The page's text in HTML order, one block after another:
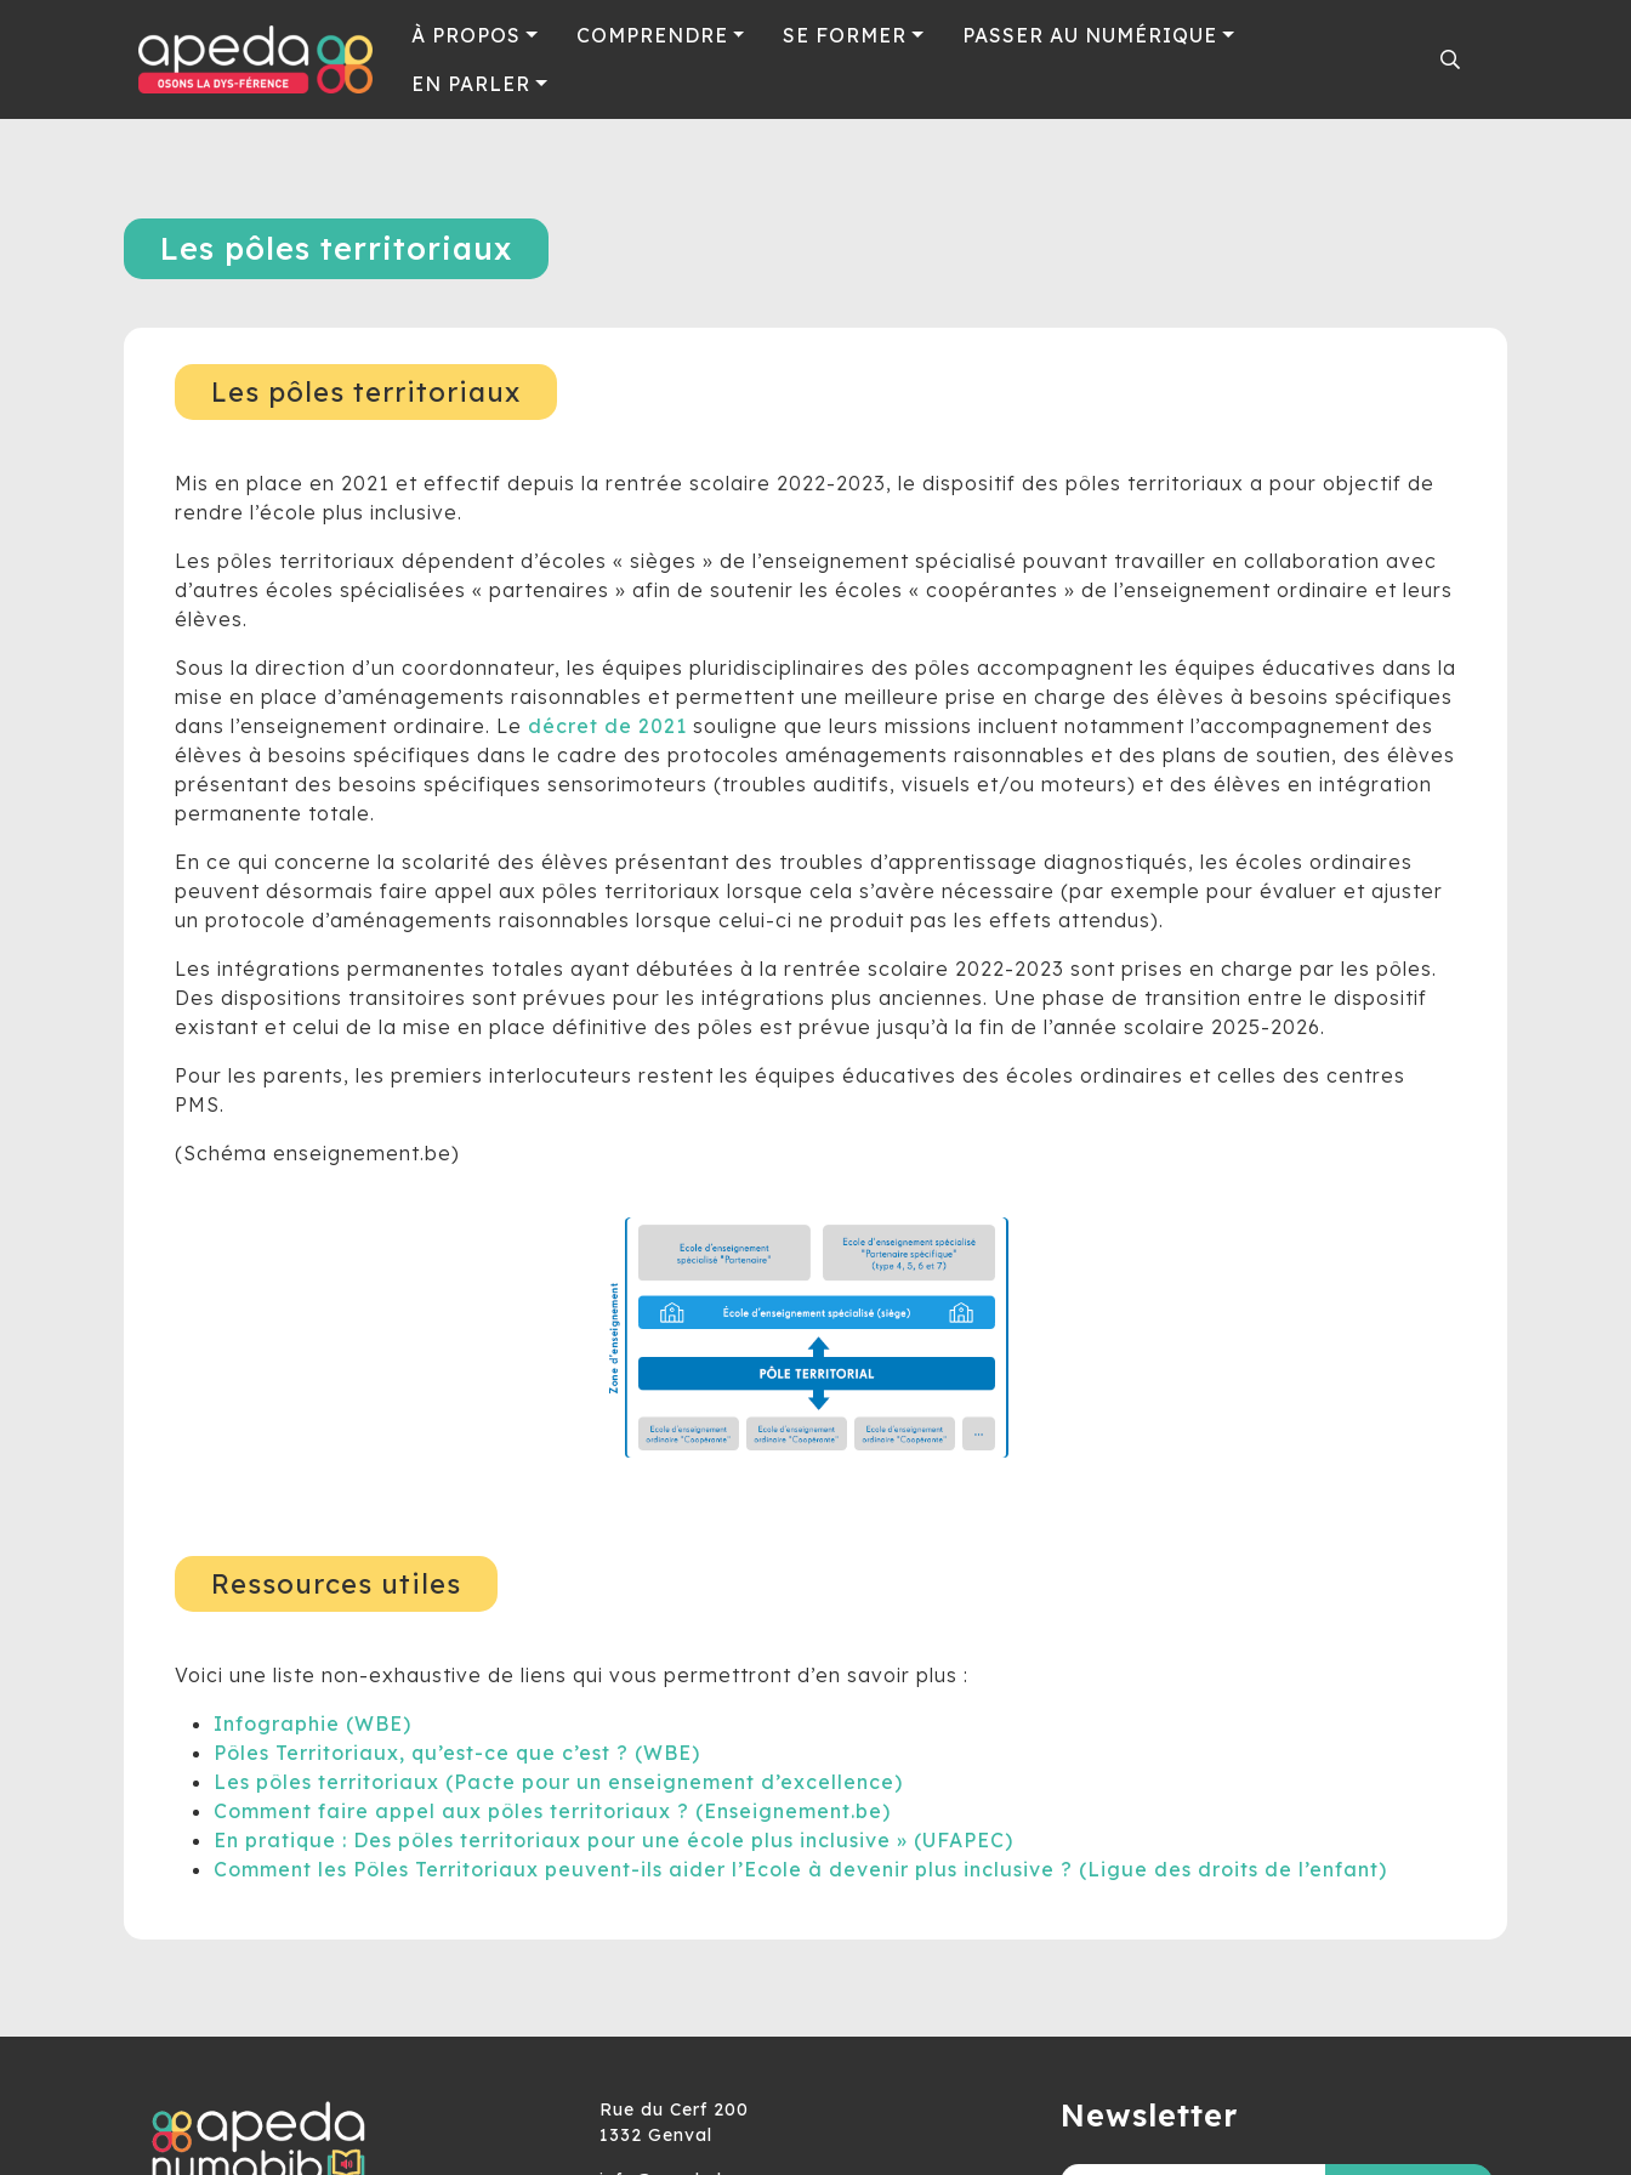
À PROPOS COMPRENDRE SE FORMER
PASSER AU NUMÉRIQUE
EN PARLER
Les pôles territoriaux
Les pôles territoriaux
Mis en place en 2021 et effectif depuis la rentrée scolaire 2022-2023, le dispositif des pôles territoriaux a pour objectif de
rendre l’école plus inclusive.
Les pôles territoriaux dépendent d’écoles « sièges » de l’enseignement spécialisé pouvant travailler en collaboration avec
d’autres écoles spécialisées « partenaires » afin de soutenir les écoles « coopérantes » de l’enseignement ordinaire et leurs
élèves.
Sous la direction d’un coordonnateur, les équipes pluridisciplinaires des pôles accompagnent les équipes éducatives dans la
mise en place d’aménagements raisonnables et permettent une meilleure prise en charge des élèves à besoins spécifiques
dans l’enseignement ordinaire. Le décret de 2021 souligne que leurs missions incluent notamment l’accompagnement des
élèves à besoins spécifiques dans le cadre des protocoles aménagements raisonnables et des plans de soutien, des élèves
présentant des besoins spécifiques sensorimoteurs (troubles auditifs, visuels et/ou moteurs) et des élèves en intégration
permanente totale.
En ce qui concerne la scolarité des élèves présentant des troubles d’apprentissage diagnostiqués, les écoles ordinaires
peuvent désormais faire appel aux pôles territoriaux lorsque cela s’avère nécessaire (par exemple pour évaluer et ajuster
un protocole d’aménagements raisonnables lorsque celui-ci ne produit pas les effets attendus).
Les intégrations permanentes totales ayant débutées à la rentrée scolaire 2022-2023 sont prises en charge par les pôles.
Des dispositions transitoires sont prévues pour les intégrations plus anciennes. Une phase de transition entre le dispositif
existant et celui de la mise en place définitive des pôles est prévue jusqu’à la fin de l’année scolaire 2025-2026.
Pour les parents, les premiers interlocuteurs restent les équipes éducatives des écoles ordinaires et celles des centres
PMS.
(Schéma enseignement.be)
Ressources utiles
Voici une liste non-exhaustive de liens qui vous permettront d’en savoir plus :
Infographie (WBE)
Pôles Territoriaux, qu’est-ce que c’est ? (WBE)
Les pôles territoriaux (Pacte pour un enseignement d’excellence)
Comment faire appel aux pôles territoriaux ? (Enseignement.be)
En pratique : Des pôles territoriaux pour une école plus inclusive » (UFAPEC)
Comment les Pôles Territoriaux peuvent-ils aider l’Ecole à devenir plus inclusive ? (Ligue des droits de l’enfant)
Rue du Cerf 200
1332 Genval
Newsletter